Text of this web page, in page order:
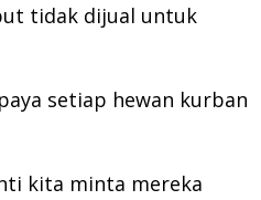
tidak dijual untuk
setiap hewan kurban
kita minta mereka